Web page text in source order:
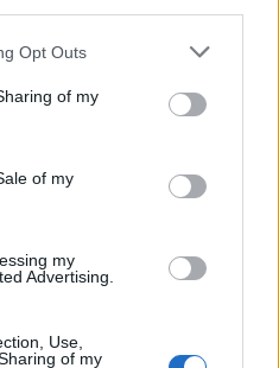
uses one or more Google
behaviour. You may click to
and its third-party tags to
purposes in below Google
Opt Outs
of my
of my
my
Advertising.
Use,
of my